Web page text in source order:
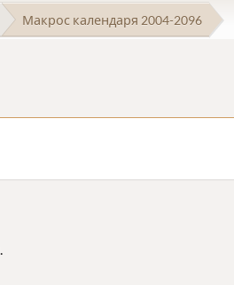
Макрос календаря 2004-2096